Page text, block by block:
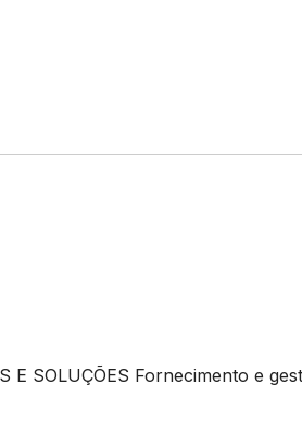
E SOLUÇÕES Fornecimento e